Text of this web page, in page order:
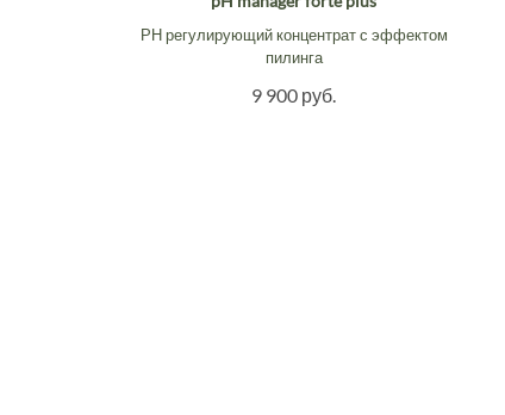
РН регулирующий концентрат с эффектом
пилинга
9 900 руб.